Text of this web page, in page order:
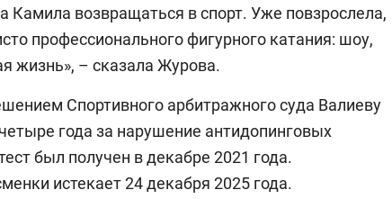
Камила возвращаться в спорт. Уже повзрослела,
профессионального фигурного катания: шоу,
жизнь», – сказала Журова.
Спортивного арбитражного суда Валиеву
года за нарушение антидопинговых
был получен в декабре 2021 года.
истекает 24 декабря 2025 года.